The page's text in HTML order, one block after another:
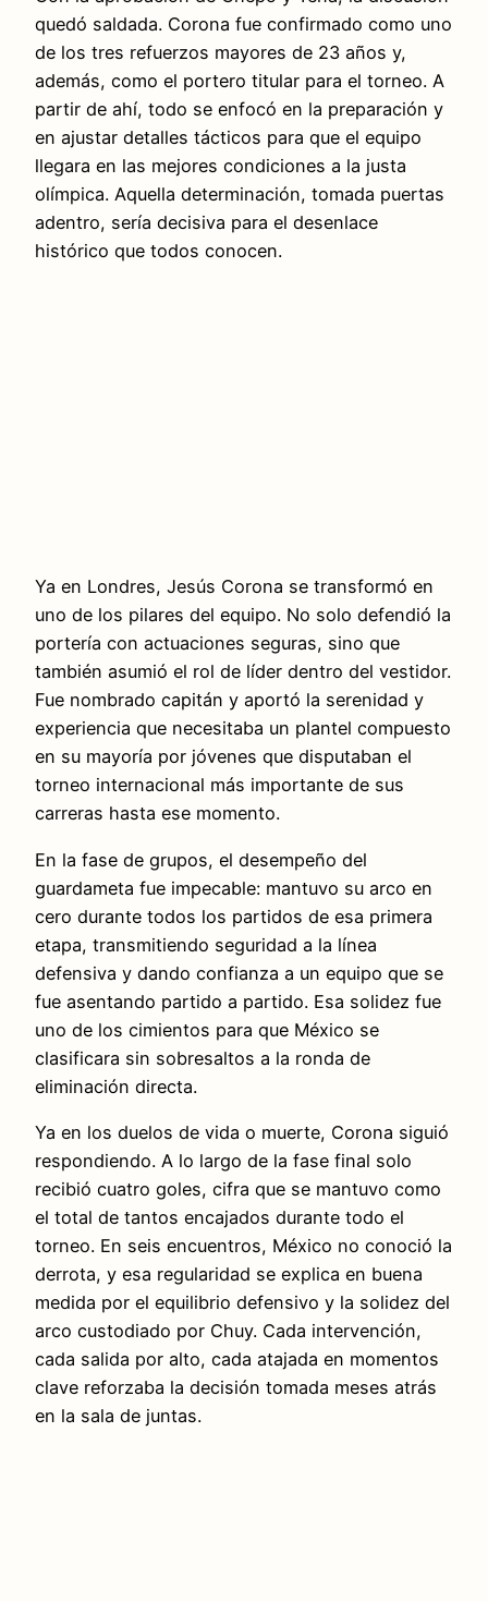
quedó saldada. Corona fue confirmado como uno
de los tres refuerzos mayores de 23 años y,
además, como el portero titular para el torneo. A
partir de ahí, todo se enfocó en la preparación y
en ajustar detalles tácticos para que el equipo
llegara en las mejores condiciones a la justa
olímpica. Aquella determinación, tomada puertas
adentro, sería decisiva para el desenlace
histórico que todos conocen.
Ya en Londres, Jesús Corona se transformó en
uno de los pilares del equipo. No solo defendió la
portería con actuaciones seguras, sino que
también asumió el rol de líder dentro del vestidor.
Fue nombrado capitán y aportó la serenidad y
experiencia que necesitaba un plantel compuesto
en su mayoría por jóvenes que disputaban el
torneo internacional más importante de sus
carreras hasta ese momento.
En la fase de grupos, el desempeño del
guardameta fue impecable: mantuvo su arco en
cero durante todos los partidos de esa primera
etapa, transmitiendo seguridad a la línea
defensiva y dando confianza a un equipo que se
fue asentando partido a partido. Esa solidez fue
uno de los cimientos para que México se
clasificara sin sobresaltos a la ronda de
eliminación directa.
Ya en los duelos de vida o muerte, Corona siguió
respondiendo. A lo largo de la fase final solo
recibió cuatro goles, cifra que se mantuvo como
el total de tantos encajados durante todo el
torneo. En seis encuentros, México no conoció la
derrota, y esa regularidad se explica en buena
medida por el equilibrio defensivo y la solidez del
arco custodiado por Chuy. Cada intervención,
cada salida por alto, cada atajada en momentos
clave reforzaba la decisión tomada meses atrás
en la sala de juntas.